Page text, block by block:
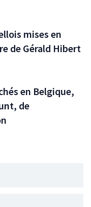
mises en
de Gérald Hibert
en Belgique,
de